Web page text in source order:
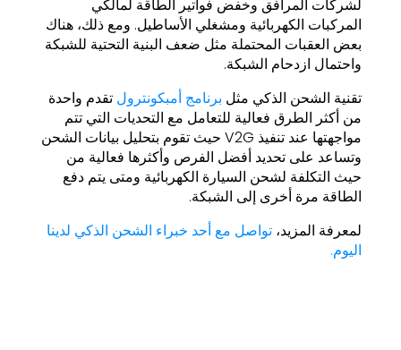
لشركات المرافق وخفض فواتير الطاقة لمالكي
المركبات الكهربائية ومشغلي الأساطيل. ومع ذلك، هناك
بعض العقبات المحتملة مثل ضعف البنية التحتية للشبكة
واحتمال ازدحام الشبكة.
تقنية الشحن الذكي مثل برنامج أمبكونترول تقدم واحدة
من أكثر الطرق فعالية للتعامل مع التحديات التي تتم
مواجهتها عند تنفيذ V2G حيث تقوم بتحليل بيانات الشحن
وتساعد على تحديد أفضل الفرص وأكثرها فعالية من
حيث التكلفة لشحن السيارة الكهربائية ومتى يتم دفع
الطاقة مرة أخرى إلى الشبكة.
لمعرفة المزيد،تواصل مع أحد خبراء الشحن الذكي لدينا
اليوم.